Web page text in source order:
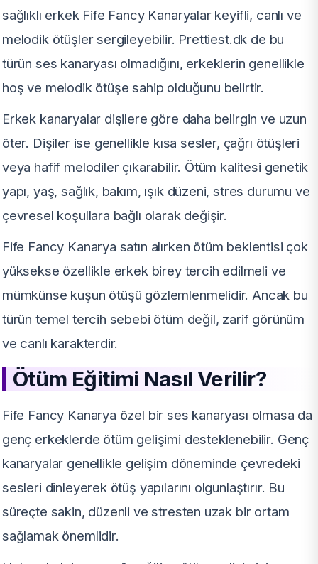
sağlıklı erkek Fife Fancy Kanaryalar keyifli, canlı ve
melodik ötüşler sergileyebilir. Prettiest.dk de bu
türün ses kanaryası olmadığını, erkeklerin genellikle
hoş ve melodik ötüşe sahip olduğunu belirtir.
Erkek kanaryalar dişilere göre daha belirgin ve uzun
öter. Dişiler ise genellikle kısa sesler, çağrı ötüşleri
veya hafif melodiler çıkarabilir. Ötüm kalitesi genetik
yapı, yaş, sağlık, bakım, ışık düzeni, stres durumu ve
çevresel koşullara bağlı olarak değişir.
Fife Fancy Kanarya satın alırken ötüm beklentisi çok
yüksekse özellikle erkek birey tercih edilmeli ve
mümkünse kuşun ötüşü gözlemlenmelidir. Ancak bu
türün temel tercih sebebi ötüm değil, zarif görünüm
ve canlı karakterdir.
Ötüm Eğitimi Nasıl Verilir?
Fife Fancy Kanarya özel bir ses kanaryası olmasa da
genç erkeklerde ötüm gelişimi desteklenebilir. Genç
kanaryalar genellikle gelişim döneminde çevredeki
sesleri dinleyerek ötüş yapılarını olgunlaştırır. Bu
süreçte sakin, düzenli ve stresten uzak bir ortam
sağlamak önemlidir.